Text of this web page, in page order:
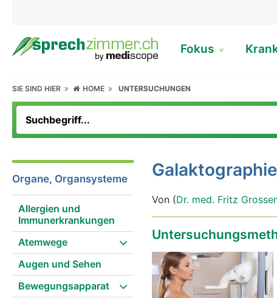
Fokus
SIE SIND HIER HOME UNTERSUCHUNGEN
Organe, Organsysteme
Allergien und
Immunerkrankungen
Atemwege
Augen und Sehen
Bewegungsapparat
Galaktographie
Von (Dr. med. Fritz